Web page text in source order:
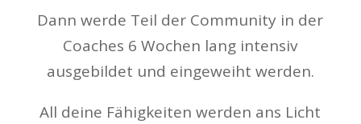
Dann werde Teil der Community in der
Coaches 6 Wochen lang intensiv
ausgebildet und eingeweiht werden.
All deine Fähigkeiten werden ans Licht